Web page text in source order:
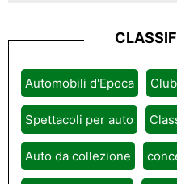
Automobili d'Epoca
Spettacoli per auto
Auto da collezione